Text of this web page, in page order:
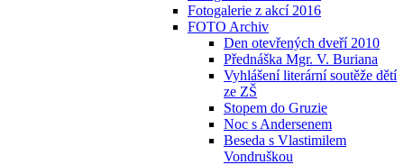
Fotogalerie z akcí 2016
FOTO Archiv
Den otevřených dveří 2010
Přednáška Mgr. V. Buriana
Vyhlášení literární soutěže dětí
ze ZŠ
Stopem do Gruzie
Noc s Andersenem
Beseda s Vlastimilem
Vondruškou